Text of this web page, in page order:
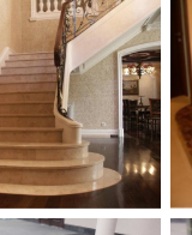
з мармуру
Nova